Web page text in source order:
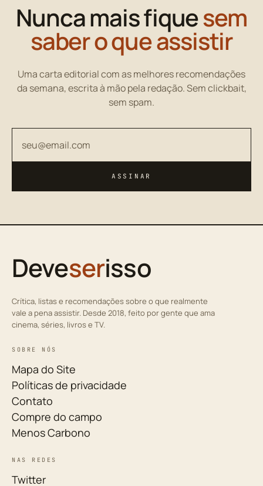
Nunca mais fiquesem
saber o que assistir
Uma carta editorial com as melhores recomendações
da semana, escrita à mão pela redação. Sem clickbait,
sem spam.
ASSINAR
Deveserisso
Crítica, listas e recomendações sobre o que realmente
vale a pena assistir. Desde 2018, feito por gente que ama
cinema, séries, livros e TV.
SOBRE NÓS
Mapa do Site
Políticas de privacidade
Contato
Compre do campo
Menos Carbono
NAS REDES
Twitter